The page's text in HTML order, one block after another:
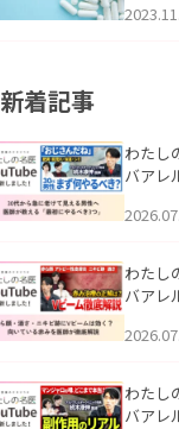
新着記事
わたし
バアレ
える男
公開い
わたし
バアレ
跡にV
説」を
わたし
バアレ